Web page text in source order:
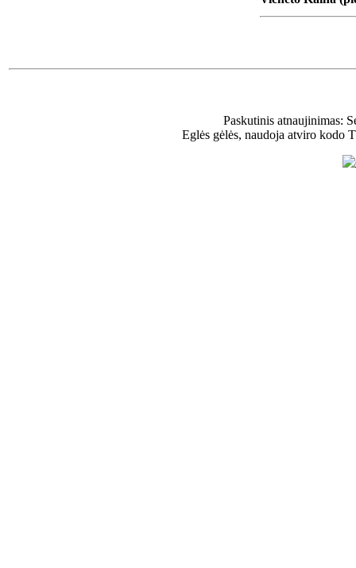
Paskutinis atnaujinimas:
Eglės gėlės, naudoja atviro kodo